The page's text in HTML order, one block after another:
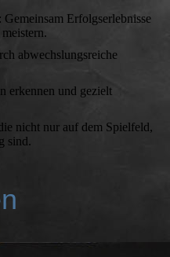
Erfolgserlebnisse
abwechslungsreiche
erkennen und gezielt
nicht nur auf dem Spielfeld,
sind.